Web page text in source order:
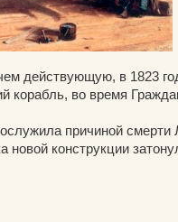
действующую, в 1823
корабль, во время
причиной
новой конструкции